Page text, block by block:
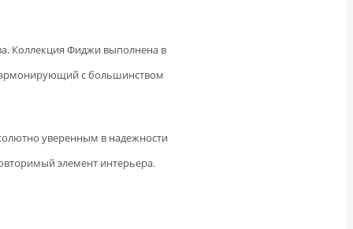
Коллекция Фиджи выполнена в
с большинством
уверенным в надежности
элемент интерьера.